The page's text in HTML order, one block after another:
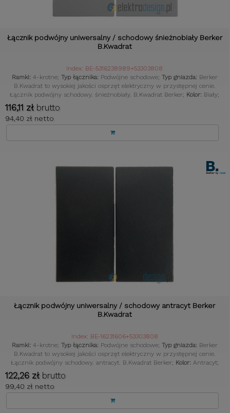
Łącznik podwójny uniwersalny / schodowy śnieżnobiały Berker
B.Kwadrat
Index: BE-5316238989+53303808
Ramki: 4-krotne; Typ łącznika: Podwójne schodowe; Typ gniazda: Berker
B.Kwadrat to wysokiej jakości osprzęt elektryczny w przystępnej cenie.
Łącznik podwójny schodowy. śnieżnobiały. B.Kwadrat Berker; Kolor: Biały;
116,11 zł brutto
94,40 zł netto
Łącznik podwójny uniwersalny / schodowy antracyt Berker
B.Kwadrat
Index: BE-16231606+53303808
Ramki: 4-krotne; Typ łącznika: Podwójne schodowe; Typ gniazda: Berker
B.Kwadrat to wysokiej jakości osprzęt elektryczny w przystępnej cenie.
Łącznik podwójny schodowy. antracyt. B.Kwadrat Berker; Kolor: Antracyt;
122,26 zł brutto
99,40 zł netto